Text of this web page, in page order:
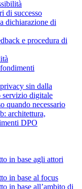
di successo
dichiarazione di
e procedura di
sin dalla
servizio digitale
quando necessario
architettura,
DPO
in base agli attori
in base al focus
in base all’ambito di